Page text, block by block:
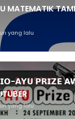
MATEMATIK
yang lalu
𝗔𝗬𝗨 𝗣𝗥𝗜𝗭𝗘
yang lalu